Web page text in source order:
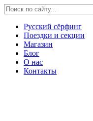
Русский сёрфинг
Поездки и секции
Магазин
Блог
О нас
Контакты